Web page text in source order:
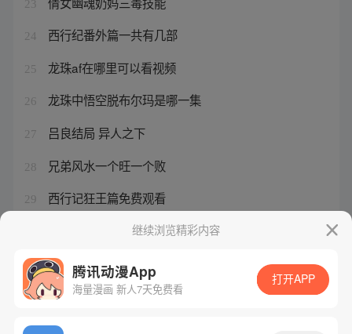
23
24 西行纪番外篇一共有几部
25 龙珠af在哪里可以看视频
26 龙珠中悟空脱布尔玛是哪一集
27 吕良结局 异人之下
28 兄弟风水一个旺一个败
29 西行记狂王篇免费观看
王并和张灵玉谁赢了继续浏览精彩内容
腾讯动漫App
海量漫画 新人7天免费看
打开APP